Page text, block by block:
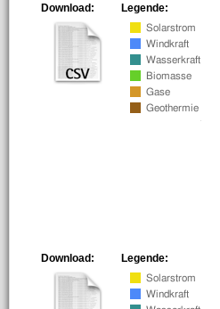
Legende:
Download:
Legende:
Download: